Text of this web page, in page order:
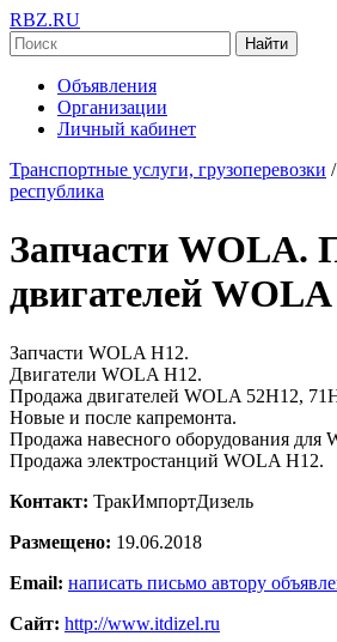
RBZ.RU
Найти
Объявления
Организации
Личный кабинет
Транспортные услуги, грузоперевозки /
республика
Запчасти WOLA.
двигателей
Запчасти WOLA H12.
Двигатели WOLA H12.
Продажа двигателей WOLA 52H12,
Новые и после капремонта.
Продажа навесного оборудования для
Продажа электростанций WOLA H12.
Контакт: ТракИмпортДизель
Размещено: 19.06.2018
Email: написать письмо автору
Сайт: http://www.itdizel.ru